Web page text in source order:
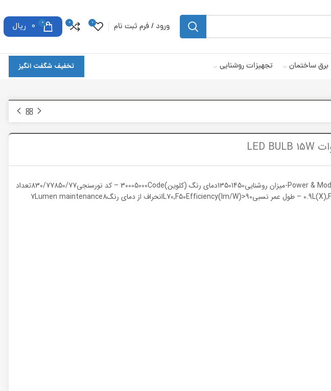
ورود / فرم ثبت نام 0
0
0
0 ریال
برق ساختمان تجهیزات روشنایی تخفیف شگفت انگیز
Power & ModelAF-A70-15WCurrent110mALumen-میزان روشنایی13501450دمای رنگ (کلوین)30005000Code – کد نورسنجی830/77850/77تعداد